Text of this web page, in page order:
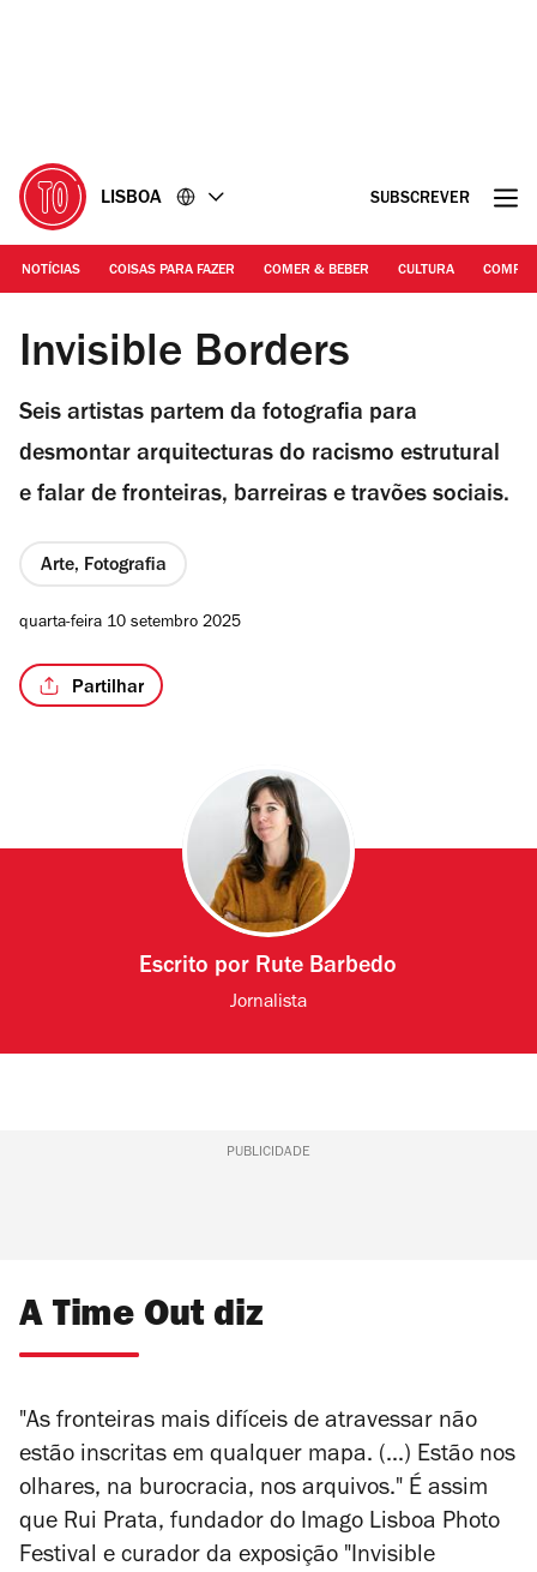
LISBOA SUBSCREVER
NOTÍCIAS COISAS PARA FAZER COMER & BEBER CULTURA
Gloria Oyarzabal | Invisible Borders
Invisible Borders
Seis artistas partem da fotografia para
desmontar arquitecturas do racismo estrutural
e falar de fronteiras, barreiras e travões sociais.
Arte, Fotografia
quarta-feira 10 setembro 2025
Partilhar
Escrito por Rute Barbedo
Jornalista
PUBLICIDADE
A Time Out diz
"As fronteiras mais difíceis de atravessar não
estão inscritas em qualquer mapa. (...) Estão nos
olhares, na burocracia, nos arquivos." É assim
que Rui Prata, fundador do Imago Lisboa Photo
Festival e curador da exposição "Invisible